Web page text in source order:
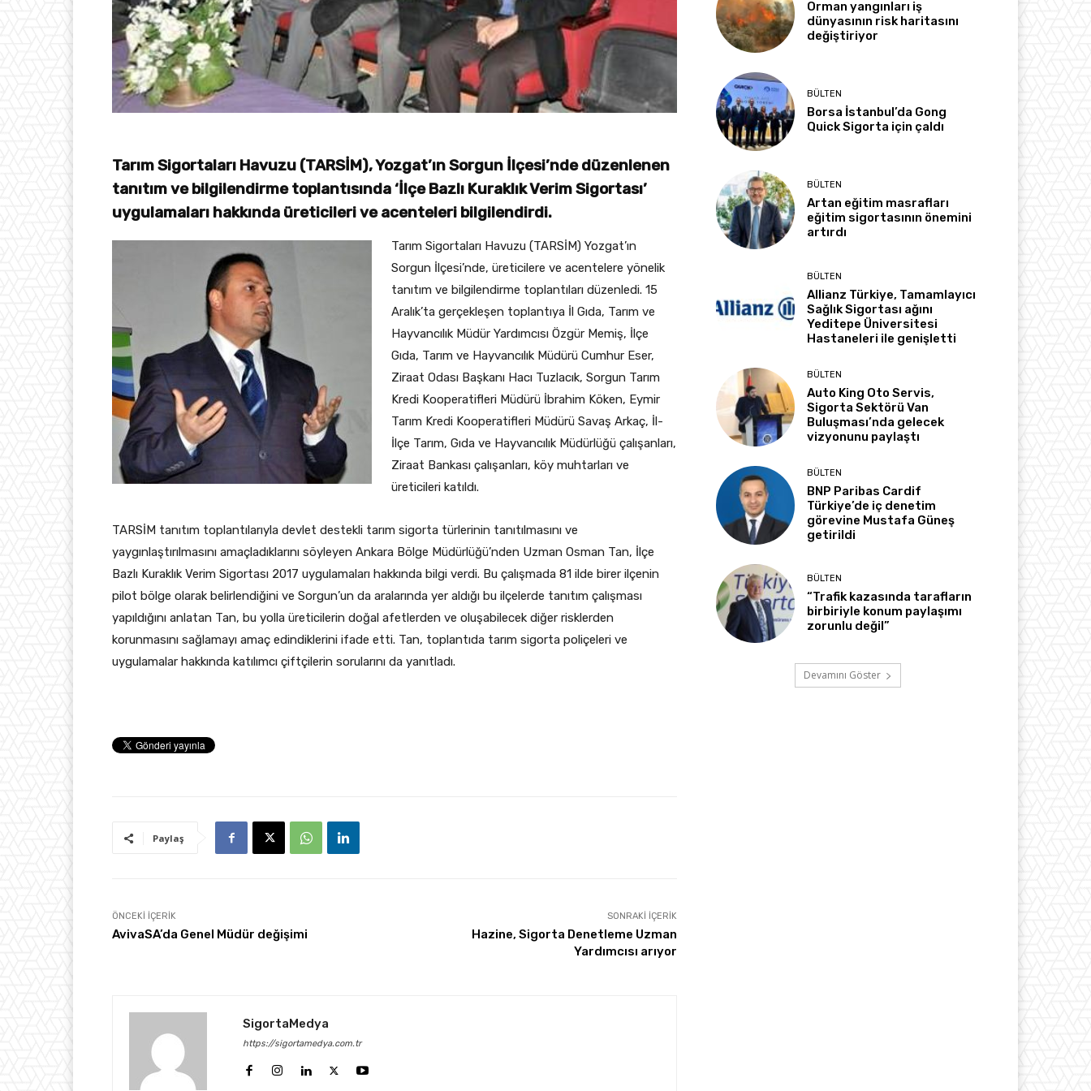
Tarım Sigortaları Havuzu (TARSİM), Yozgat’ın Sorgun İlçesi’nde düzenlenen
tanıtım ve bilgilendirme toplantısında ‘İlçe Bazlı Kuraklık Verim Sigortası’
uygulamaları hakkında üreticileri ve acenteleri bilgilendirdi.
Tarım Sigortaları Havuzu (TARSİM) Yozgat’ın
Sorgun İlçesi’nde, üreticilere ve acentelere yönelik
tanıtım ve bilgilendirme toplantıları düzenledi. 15
Aralık’ta gerçekleşen toplantıya İl Gıda, Tarım ve
Hayvancılık Müdür Yardımcısı Özgür Memiş, İlçe
Gıda, Tarım ve Hayvancılık Müdürü Cumhur Eser,
Ziraat Odası Başkanı Hacı Tuzlacık, Sorgun Tarım
Kredi Kooperatifleri Müdürü İbrahim Köken, Eymir
Tarım Kredi Kooperatifleri Müdürü Savaş Arkaç, İl-
İlçe Tarım, Gıda ve Hayvancılık Müdürlüğü çalışanları,
Ziraat Bankası çalışanları, köy muhtarları ve
üreticileri katıldı.
TARSİM tanıtım toplantılarıyla devlet destekli tarım sigorta türlerinin tanıtılmasını ve
yaygınlaştırılmasını amaçladıklarını söyleyen Ankara Bölge Müdürlüğü’nden Uzman Osman Tan, İlçe
Bazlı Kuraklık Verim Sigortası 2017 uygulamaları hakkında bilgi verdi. Bu çalışmada 81 ilde birer ilçenin
pilot bölge olarak belirlendiğini ve Sorgun’un da aralarında yer aldığı bu ilçelerde tanıtım çalışması
yapıldığını anlatan Tan, bu yolla üreticilerin doğal afetlerden ve oluşabilecek diğer risklerden
korunmasını sağlamayı amaç edindiklerini ifade etti. Tan, toplantıda tarım sigorta poliçeleri ve
uygulamalar hakkında katılımcı çiftçilerin sorularını da yanıtladı.
Paylaş
ÖNCEKI İÇERIK
AvivaSA’da Genel Müdür değişimi
SONRAKI İÇERIK
Hazine, Sigorta Denetleme Uzman
Yardımcısı arıyor
SigortaMedya
https://sigortamedya.com.tr
Orman yangınları iş
dünyasının risk haritasını
değiştiriyor
BÜLTEN
Borsa İstanbul’da Gong
Quick Sigorta için çaldı
BÜLTEN
Artan eğitim masrafları
eğitim sigortasının önemini
artırdı
BÜLTEN
Allianz Türkiye, Tamamlayıcı
Sağlık Sigortası ağını
Yeditepe Üniversitesi
Hastaneleri ile genişletti
BÜLTEN
Auto King Oto Servis,
Sigorta Sektörü Van
Buluşması’nda gelecek
vizyonunu paylaştı
BÜLTEN
BNP Paribas Cardif
Türkiye’de iç denetim
görevine Mustafa Güneş
getirildi
BÜLTEN
“Trafik kazasında tarafların
birbiriyle konum paylaşımı
zorunlu değil”
Devamını Göster